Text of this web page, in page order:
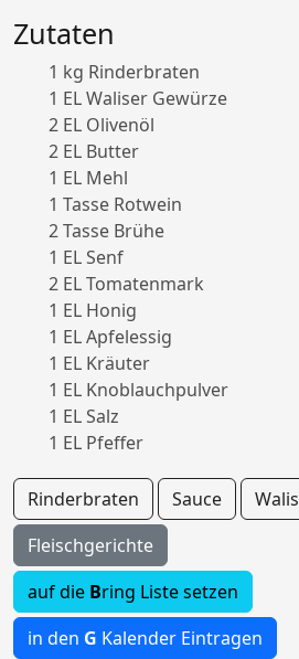
Zutaten
1 kg Rinderbraten
1 EL Waliser Gewürze
2 EL Olivenöl
2 EL Butter
1 EL Mehl
1 Tasse Rotwein
2 Tasse Brühe
1 EL Senf
2 EL Tomatenmark
1 EL Honig
1 EL Apfelessig
1 EL Kräuter
1 EL Knoblauchpulver
1 EL Salz
1 EL Pfeffer
Rinderbraten Sauce
Fleischgerichte
auf die Bring Liste setzen
in den G Kalender Eintragen